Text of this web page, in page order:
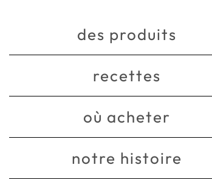
des produits
recettes
où acheter
notre histoire